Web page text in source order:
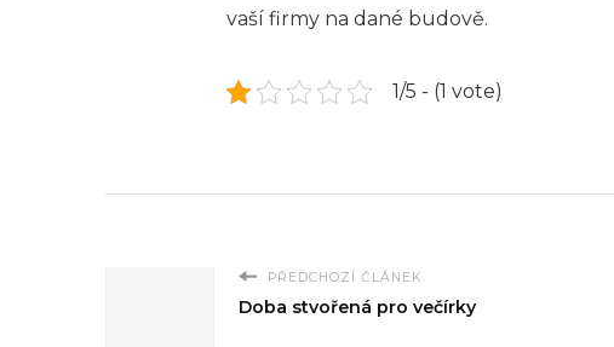
vaší firmy na dané budově.
1/5 - (1 vote)
PŘEDCHOZÍ ČLÁNEK
Doba stvořená pro večírky